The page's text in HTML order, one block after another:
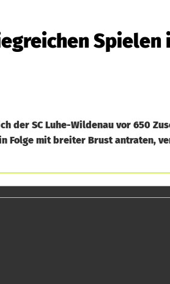
Spielen
der SC Luhe-Wildenau vor 650
Folge mit breiter Brust antraten,